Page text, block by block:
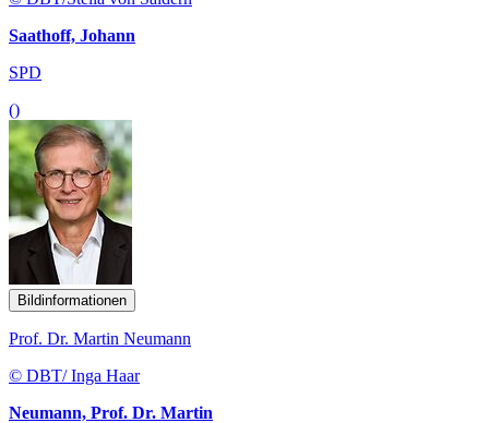
Saathoff, Johann
SPD
()
Bildinformationen
Prof. Dr. Martin Neumann
© DBT/ Inga Haar
Neumann, Prof. Dr. Martin